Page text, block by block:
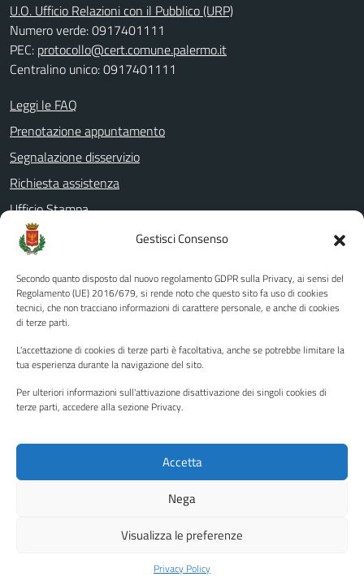
Gestisci Consenso
Secondo quanto disposto dal nuovo regolamento GDPR sulla Privacy, ai sensi del
Regolamento (UE) 2016/679, si rende noto che questo sito fa uso di cookies
tecnici, che non tracciano informazioni di carattere personale, e anche di cookies
di terze parti.
L'accettazione di cookies di terze parti è facoltativa, anche se potrebbe limitare la
tua esperienza durante la navigazione del sito.
Per ulteriori informazioni sull'attivazione disattivazione dei singoli cookies di
terze parti, accedere alla sezione Privacy.
Accetta
Nega
Visualizza le preferenze
Privacy Policy
U.O. Ufficio Relazioni con il Pubblico (URP)
Numero verde: 0917401111
PEC: protocollo@cert.comune.palermo.it
Centralino unico: 0917401111
Leggi le FAQ
Prenotazione appuntamento
Segnalazione disservizio
Richiesta assistenza
Ufficio Stampa
Amministrazione Trasparente
Albo pretorio
Informativa privacy
Note legali
Piano di miglioramento del sito
Instagram